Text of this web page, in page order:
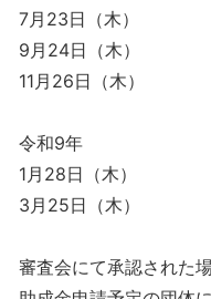
7月23日（木）
9月24日（木）
11月26日（木）
令和9年
1月28日（木）
3月25日（木）
審査会にて承認された